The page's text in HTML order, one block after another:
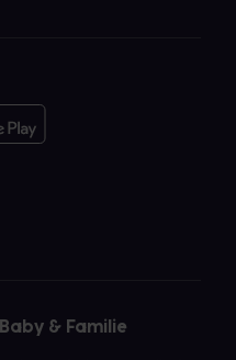
Baby & Familie